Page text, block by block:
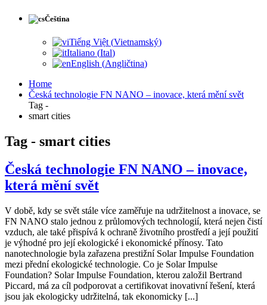
Čeština
Tiếng Việt (Vietnamský)
Italiano (Ital)
English (Angličtina)
Home
Česká technologie FN NANO – inovace, která mění svět
Tag -
smart cities
Tag - smart cities
Česká technologie FN NANO – inovace,
která mění svět
V době, kdy se svět stále více zaměřuje na udržitelnost a inovace, se
FN NANO stalo jednou z průlomových technologií, která nejen čistí
vzduch, ale také přispívá k ochraně životního prostředí a její použití
je výhodné pro její ekologické i ekonomické přínosy. Tato
nanotechnologie byla zařazena prestižní Solar Impulse Foundation
mezi přední ekologické technologie. Co je Solar Impulse
Foundation? Solar Impulse Foundation, kterou založil Bertrand
Piccard, má za cíl podporovat a certifikovat inovativní řešení, která
jsou jak ekologicky udržitelná, tak ekonomicky [...]